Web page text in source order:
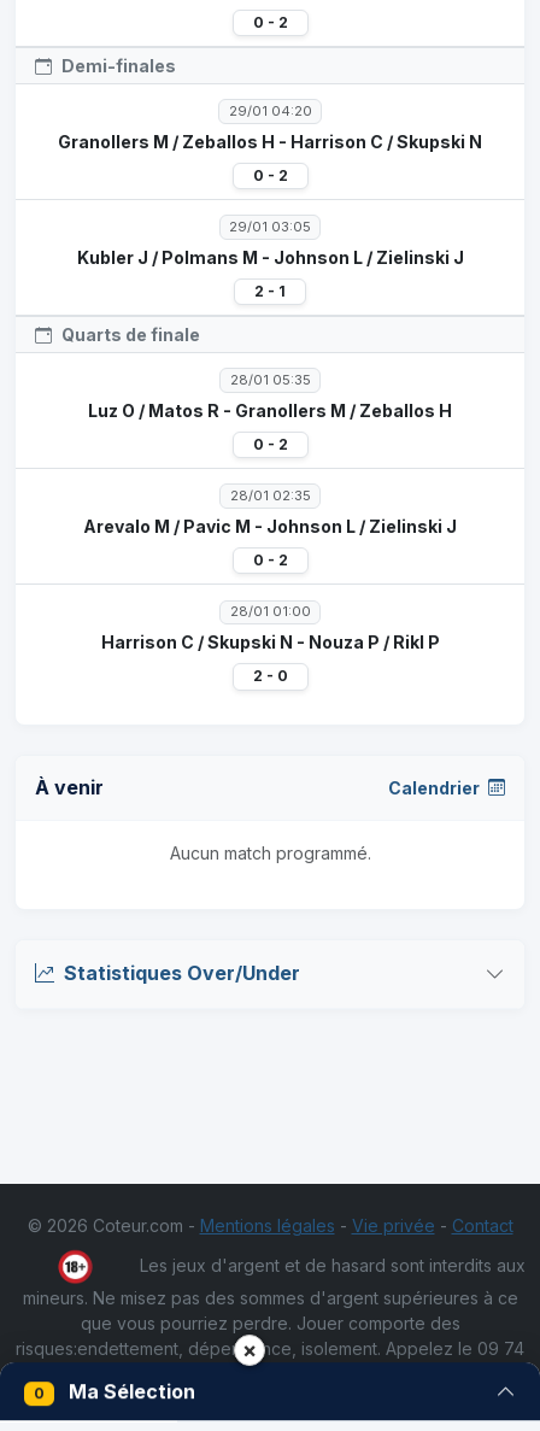
0 - 2
Demi-finales
29/01 04:20
Granollers M / Zeballos H - Harrison C / Skupski N
0 - 2
29/01 03:05
Kubler J / Polmans M - Johnson L / Zielinski J
2 - 1
Quarts de finale
28/01 05:35
Luz O / Matos R - Granollers M / Zeballos H
0 - 2
28/01 02:35
Arevalo M / Pavic M - Johnson L / Zielinski J
0 - 2
28/01 01:00
Harrison C / Skupski N - Nouza P / Rikl P
2 - 0
À venir Calendrier
Aucun match programmé.
Statistiques Over/Under
© 2026 Coteur.com - Mentions légales - Vie privée - Contact
Les jeux d'argent et de hasard sont interdits aux
mineurs. Ne misez pas des sommes d'argent supérieures à ce
que vous pourriez perdre. Jouer comporte des
risques:endettement, dépendance, isolement. Appelez le 09 74
0 Ma Sélection
×